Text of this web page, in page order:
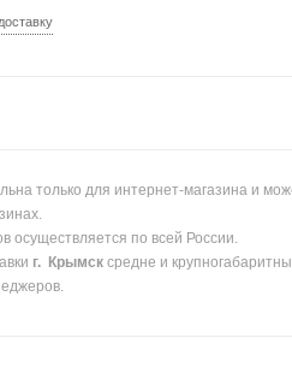
только для интернет-магазина и
осуществляется по всей России.
г. Крымсксредне и